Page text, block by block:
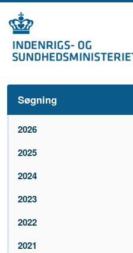
Søgning
2026
2025
2024
2023
2022
2021